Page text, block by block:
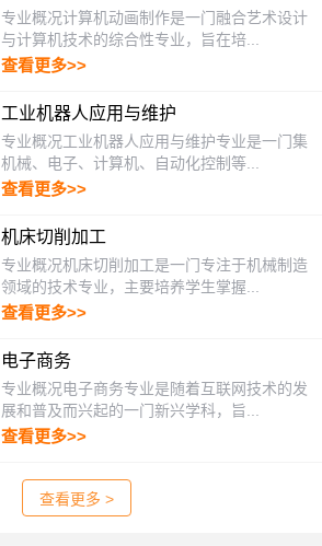
专业概况计算机动画制作是一门融合艺术设计
与计算机技术的综合性专业，旨在培...
查看更多>>
工业机器人应用与维护
专业概况工业机器人应用与维护专业是一门集
机械、电子、计算机、自动化控制等...
查看更多>>
机床切削加工
专业概况机床切削加工是一门专注于机械制造
领域的技术专业，主要培养学生掌握...
查看更多>>
电子商务
专业概况电子商务专业是随着互联网技术的发
展和普及而兴起的一门新兴学科，旨...
查看更多>>
查看更多 >